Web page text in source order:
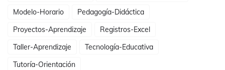
Modelo-Horario
Pedagogía-Didáctica
Proyectos-Aprendizaje
Registros-Excel
Taller-Aprendizaje
Tecnología-Educativa
Tutoría-Orientación